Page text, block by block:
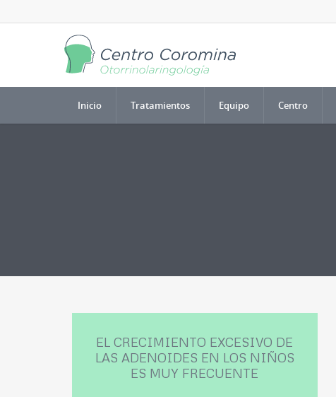
Inicio Tratamientos Equipo Centro
EL CRECIMIENTO EXCESIVO DE
LAS ADENOIDES EN LOS NIÑOS
ES MUY FRECUENTE